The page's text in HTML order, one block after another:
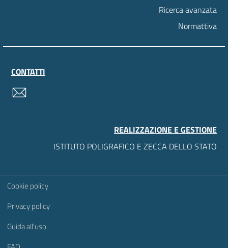
Ricerca avanzata
Normattiva
CONTATTI
REALIZZAZIONE E GESTIONE
ISTITUTO POLIGRAFICO E ZECCA DELLO STATO
Sezione Link Utili
Cookie policy
Privacy policy
Guida all'uso